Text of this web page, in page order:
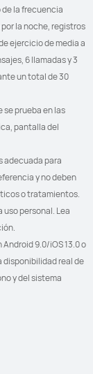
compatible
por ondas de
12 tipos de
sutiles
salud: calidad del
del
el día y dormir
de mensajes
a SMS*
mensajes de redes
con Android)
la frecuencia
la noche, registros
ejercicio de media a
6 llamadas y 3
un total de 30
se prueba en las
pantalla del
adecuada para
y no deben
o tratamientos.
personal. Lea
9.0/iOS 13.0 o
disponibilidad real de
y del sistema